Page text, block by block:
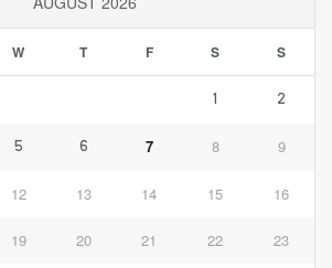
W T F S S
1 2
5 6 7 8 9
12 13 14 15 16
19 20 21 22 23